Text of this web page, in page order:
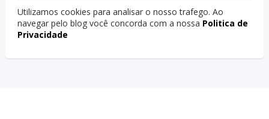
Utilizamos cookies para analisar o nosso trafego. Ao
navegar pelo blog você concorda com a nossa Politica de
Privacidade